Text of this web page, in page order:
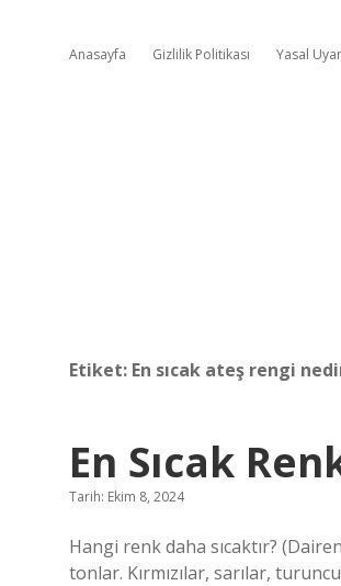
Anasayfa Gizlilik Politikası Yasal
Etiket: En sıcak ateş rengi
En Sıcak
Tarih: Ekim 8, 2024
Hangi renk daha sıcaktır?
tonlar. Kırmızılar, sarılar,